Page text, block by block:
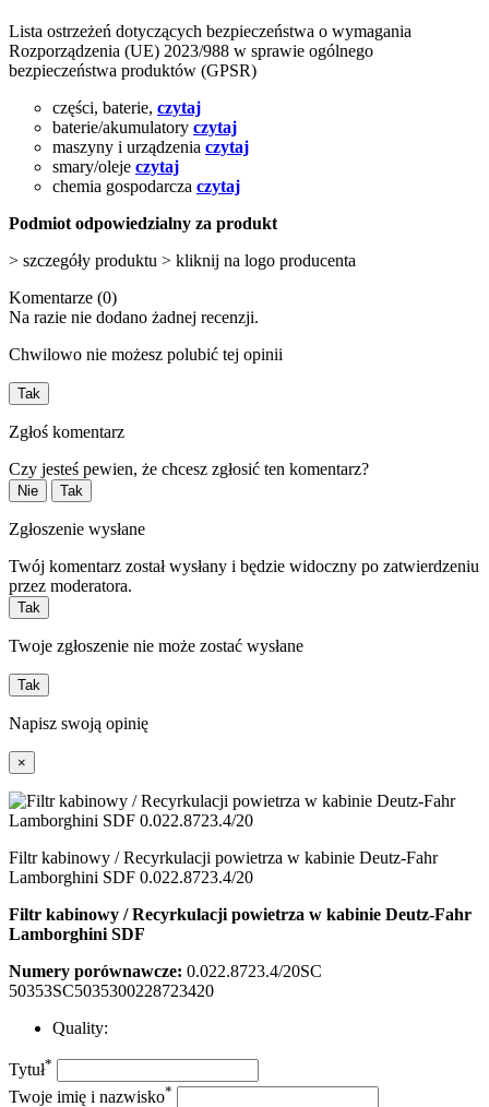
Lista ostrzeżeń dotyczących bezpieczeństwa o wymagania
Rozporządzenia (UE) 2023/988 w sprawie ogólnego
bezpieczeństwa produktów (GPSR)
części, baterie, czytaj
baterie/akumulatory czytaj
maszyny i urządzenia czytaj
smary/oleje czytaj
chemia gospodarcza czytaj
Podmiot odpowiedzialny za produkt
> szczegóły produktu > kliknij na logo producenta
Komentarze (0)
Na razie nie dodano żadnej recenzji.
Chwilowo nie możesz polubić tej opinii
Tak
Zgłoś komentarz
Czy jesteś pewien, że chcesz zgłosić ten komentarz?
Nie Tak
Zgłoszenie wysłane
Twój komentarz został wysłany i będzie widoczny po zatwierdzeniu
przez moderatora.
Tak
Twoje zgłoszenie nie może zostać wysłane
Tak
Napisz swoją opinię
×
Filtr kabinowy / Recyrkulacji powietrza w kabinie Deutz-Fahr
Lamborghini SDF 0.022.8723.4/20
Filtr kabinowy / Recyrkulacji powietrza w kabinie Deutz-Fahr
Lamborghini SDF
Numery porównawcze: 0.022.8723.4/20SC
50353SC5035300228723420
Quality:
Tytuł*
Twoje imię i nazwisko*